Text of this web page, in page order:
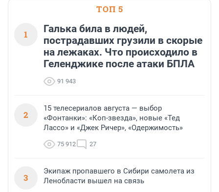
ТОП 5
1
Галька била в людей,
пострадавших грузили в скорые
на лежаках. Что происходило в
Геленджике после атаки БПЛА
91 943
2
15 телесериалов августа — выбор
«Фонтанки»: «Коп-звезда», новые «Тед
Лассо» и «Джек Ричер», «Одержимость»
75 912 27
3
Экипаж пропавшего в Сибири самолета из
Ленобласти вышел на связь